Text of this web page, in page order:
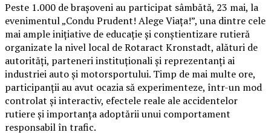
Peste 1.000 de brașoveni au participat sâmbătă, 23 mai, la
evenimentul „Condu Prudent! Alege Viața!”, una dintre cele
mai ample inițiative de educație și conștientizare rutieră
organizate la nivel local de Rotaract Kronstadt, alături de
autorități, parteneri instituționali și reprezentanți ai
industriei auto și motorsportului. Timp de mai multe ore,
participanții au avut ocazia să experimenteze, într-un mod
controlat și interactiv, efectele reale ale accidentelor
rutiere și importanța adoptării unui comportament
responsabil în trafic.